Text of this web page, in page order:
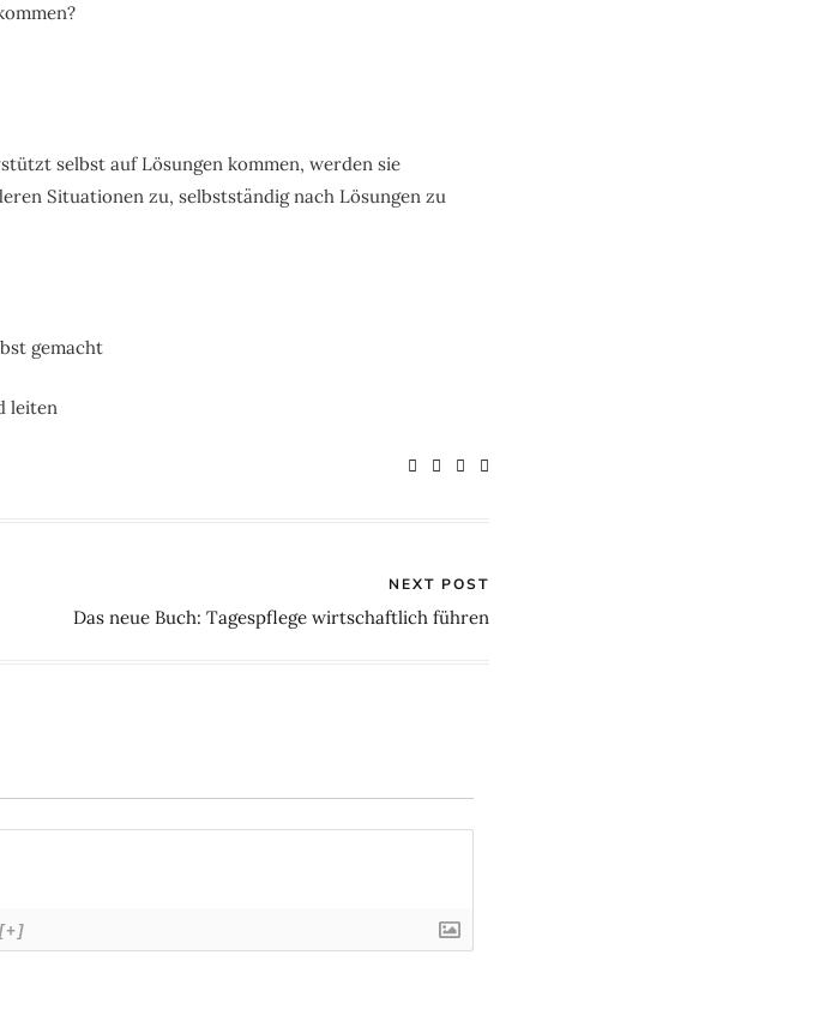
selbst auf Lösungen kommen, werden sie
Situationen zu, selbstständig nach Lösungen zu
gemacht
leiten
NEXT POST
Das neue Buch: Tagespflege wirtschaftlich führen
[+]